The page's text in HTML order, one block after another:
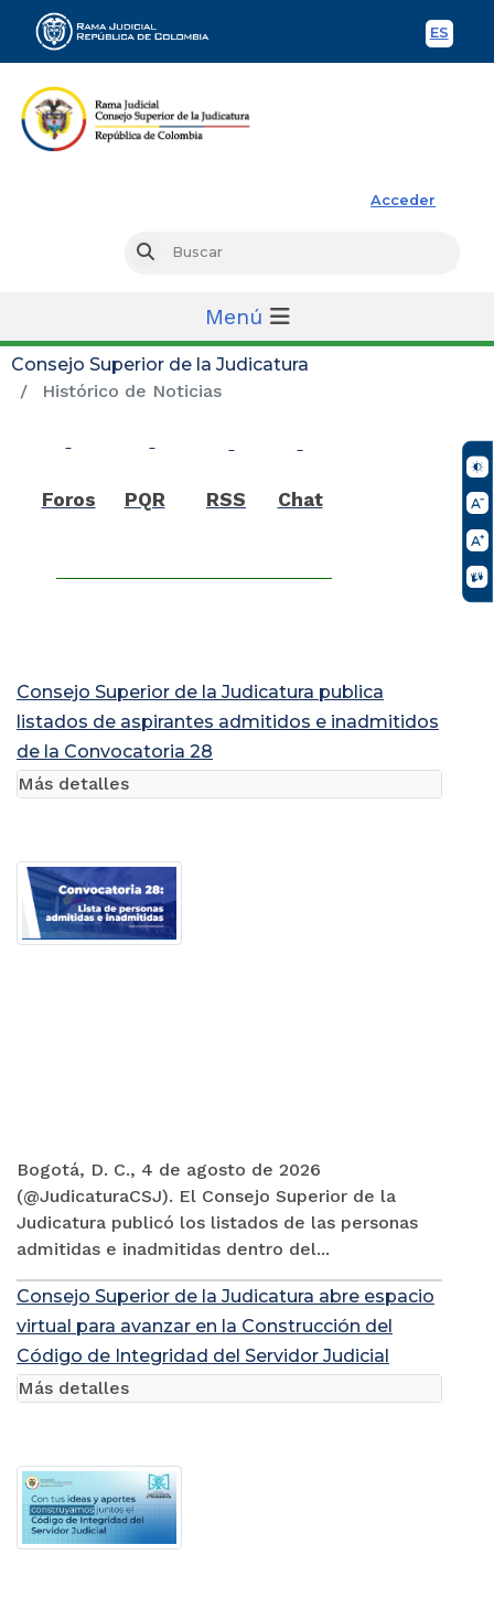
ES
Acceder
Buscar
Menú
Consejo Superior de la Judicatura
Histórico de Noticias
Foros PQR RSS Chat
Consejo Superior de la Judicatura publica
listados de aspirantes admitidos e inadmitidos
de la Convocatoria 28
Bogotá, D. C., 4 de agosto de 2026
(@JudicaturaCSJ). El Consejo Superior de la
Judicatura publicó los listados de las personas
admitidas e inadmitidas dentro del...
Más detalles
Consejo Superior de la Judicatura abre espacio
virtual para avanzar en la Construcción del
Código de Integridad del Servidor Judicial
Más detalles